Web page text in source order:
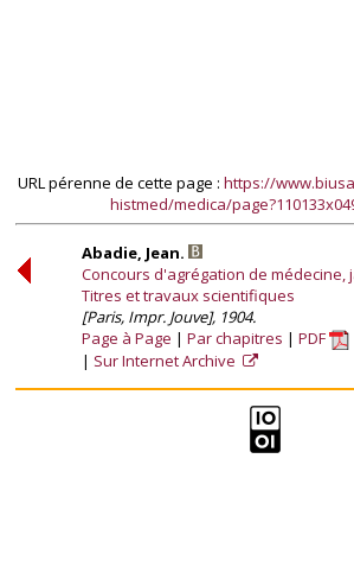
URL pérenne de cette page : https://
histmed/medica/
Abadie, Jean.
Concours d'agrégation de médecine,
Titres et travaux scientifiques
[Paris, Impr. Jouve], 1904.
Page à Page
Par chapitres
PDF
Sur Internet Archive